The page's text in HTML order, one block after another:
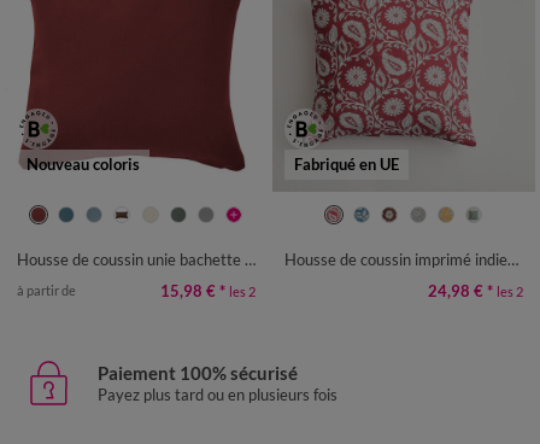
Nouveau coloris
Housse de coussin unie bachette - lot de 2
à partir de 15,98 € * les 2
Fabriqué en UE
Housse de coussin imprimé indien - lot de 2
24,98 € * les 2
Paiement 100% sécurisé
Payez plus tard ou en plusieurs fois